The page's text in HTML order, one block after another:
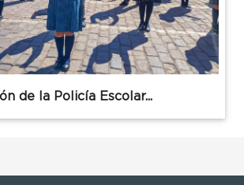
de la Policía Escolar...